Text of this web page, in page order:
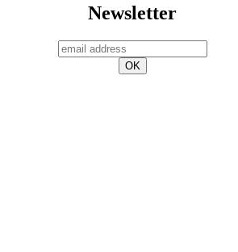
Newsletter